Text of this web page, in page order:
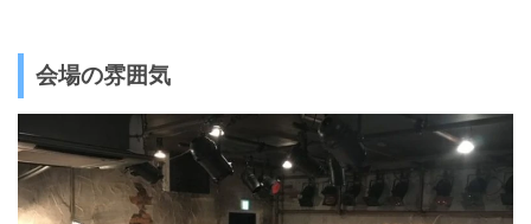
会場の雰囲気